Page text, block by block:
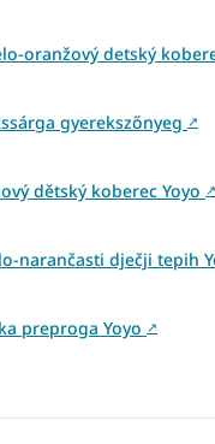
oranžový detský
gyerekszőnyeg ↗
dětský koberec Yoyo ↗
narančasti dječji tepih
preproga Yoyo ↗